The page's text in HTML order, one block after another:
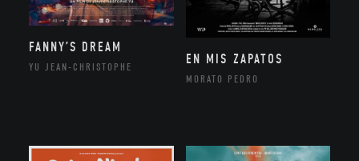
FANNY’S DREAM
YU JEAN-CHRISTOPHE
EN MIS ZAPATOS
MORATO PEDRO